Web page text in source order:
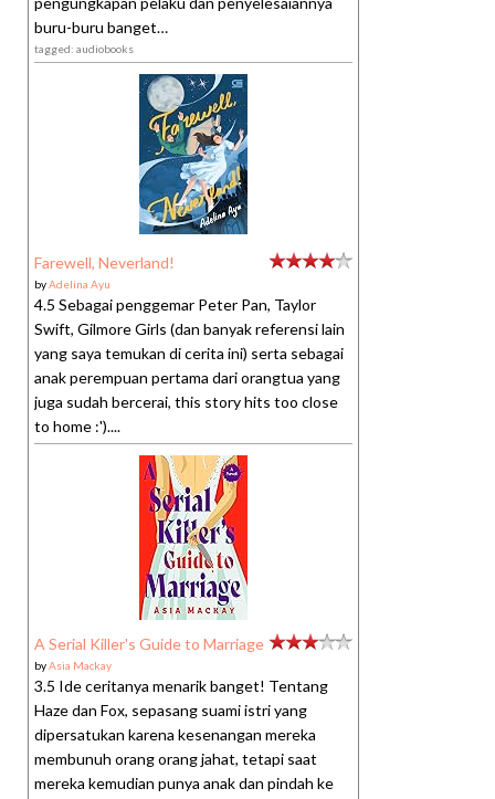
buru-buru banget…
tagged: audiobooks
Farewell, Neverland!
byAdelina Ayu
4.5 Sebagai penggemar Peter Pan, Taylor
Swift, Gilmore Girls (dan banyak referensi lain
yang saya temukan di cerita ini) serta sebagai
anak perempuan pertama dari orangtua yang
juga sudah bercerai, this story hits too close
to home :')....
A Serial Killer's Guide to Marriage
byAsia Mackay
3.5 Ide ceritanya menarik banget! Tentang
Haze dan Fox, sepasang suami istri yang
dipersatukan karena kesenangan mereka
membunuh orang orang jahat, tetapi saat
mereka kemudian punya anak dan pindah ke